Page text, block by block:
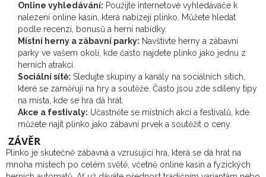
Online vyhledávání: Použijte internetové vyhledávače k
nalezení online kasin, která nabízejí plinko. Můžete hledat
podle recenzí, bonusů a herní nabídky.
Místní herny a zábavní parky: Navštivte herny a zábavní
parky ve vašem okolí, kde často najdete plinko jako jednu z
herních atrakcí.
Sociální sítě: Sledujte skupiny a kanály na sociálních sítích,
které se zaměřují na hry a soutěže. Často jsou zde sdíleny tipy
na místa, kde se hra dá hrát.
Akce a festivaly: Učastněte se místních akcí a festivalů, kde
můžete najít plinko jako zábavní prvek a soutěžit o ceny.
ZÁVĚR
Plinko je skutečně zábavná a vzrušující hra, která se dá hrát na
mnoha místech po celém světě, včetně online kasin a fyzických